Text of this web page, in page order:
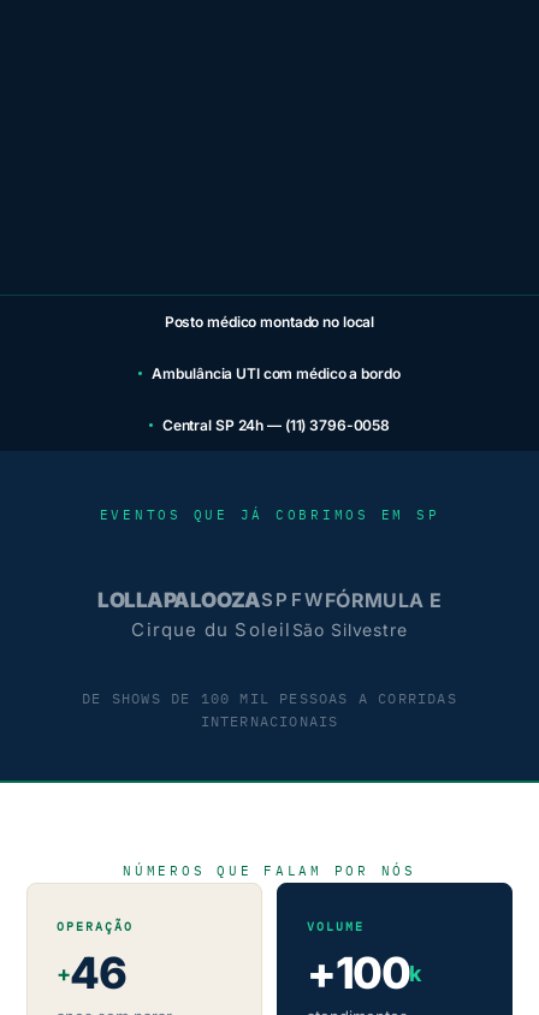
Posto médico montado no local
Ambulância UTI com médico a bordo
Central SP 24h — (11) 3796-0058
EVENTOS QUE JÁ COBRIMOS EM SP
LOLLAPALOOZASPFWFÓRMULA E
Cirque du Soleil São Silvestre
DE SHOWS DE 100 MIL PESSOAS A CORRIDAS
INTERNACIONAIS
NÚMEROS QUE FALAM POR NÓS
OPERAÇÃO
+46
VOLUME
+100k